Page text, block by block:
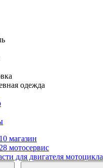
одежда
магазин
мотосервис
для двигателя мотоцикла